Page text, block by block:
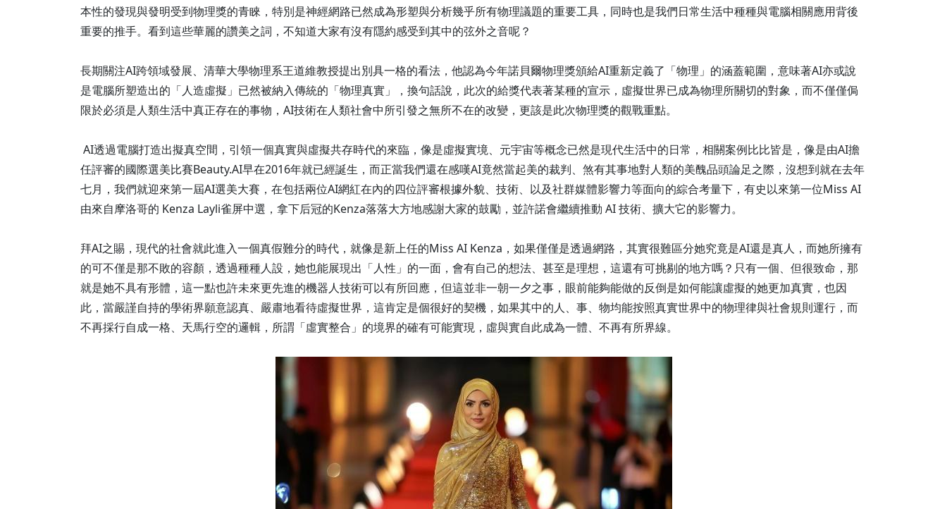
本性的發現與發明受到物理獎的青睞，特別是神經網路已然成為形塑與分析幾乎所有物理議題的重要工具，同時也是我們日常生活中種種與電腦相關應用背後
重要的推手。看到這些華麗的讚美之詞，不知道大家有沒有隱約感受到其中的弦外之音呢？
長期關注AI跨領域發展、清華大學物理系王道維教授提出別具一格的看法，他認為今年諾貝爾物理獎頒給AI重新定義了「物理」的涵蓋範圍，意味著AI亦或說
是電腦所塑造出的「人造虛擬」已然被納入傳統的「物理真實」，換句話說，此次的給獎代表著某種的宣示，虛擬世界已成為物理所關切的對象，而不僅僅侷
限於必須是人類生活中真正存在的事物，AI技術在人類社會中所引發之無所不在的改變，更該是此次物理獎的觀戰重點。
AI透過電腦打造出擬真空間，引領一個真實與虛擬共存時代的來臨，像是虛擬實境、元宇宙等概念已然是現代生活中的日常，相關案例比比皆是，像是由AI擔
任評審的國際選美比賽Beauty.AI早在2016年就已經誕生，而正當我們還在感嘆AI竟然當起美的裁判、煞有其事地對人類的美醜品頭論足之際，沒想到就在去年
七月，我們就迎來第一屆AI選美大賽，在包括兩位AI網紅在內的四位評審根據外貌、技術、以及社群媒體影響力等面向的綜合考量下，有史以來第一位Miss AI
由來自摩洛哥的 Kenza Layli雀屏中選，拿下后冠的Kenza落落大方地感謝大家的鼓勵，並許諾會繼續推動 AI 技術、擴大它的影響力。
拜AI之賜，現代的社會就此進入一個真假難分的時代，就像是新上任的Miss AI Kenza，如果僅僅是透過網路，其實很難區分她究竟是AI還是真人，而她所擁有
的可不僅是那不敗的容顏，透過種種人設，她也能展現出「人性」的一面，會有自己的想法、甚至是理想，這還有可挑剔的地方嗎？只有一個、但很致命，那
就是她不具有形體，這一點也許未來更先進的機器人技術可以有所回應，但這並非一朝一夕之事，眼前能夠能做的反倒是如何能讓虛擬的她更加真實，也因
此，當嚴謹自持的學術界願意認真、嚴肅地看待虛擬世界，這肯定是個很好的契機，如果其中的人、事、物均能按照真實世界中的物理律與社會規則運行，而
不再採行自成一格、天馬行空的邏輯，所謂「虛實整合」的境界的確有可能實現，虛與實自此成為一體、不再有所界線。